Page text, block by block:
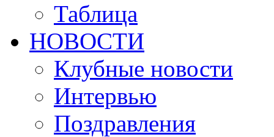
Таблица
НОВОСТИ
Клубные новости
Интервью
Поздравления